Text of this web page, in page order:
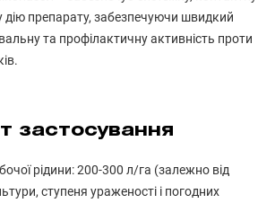
дію препарату, забезпечуючи швидкий
та профілактичну активність проти
застосування
рідини: 200-300 л/га (залежно від
ступеня ураженості і погодних